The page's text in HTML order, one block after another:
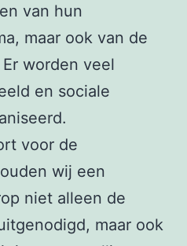
van hun
maar ook van de
worden veel
en sociale
voor de
wij een
niet alleen de
maar ook